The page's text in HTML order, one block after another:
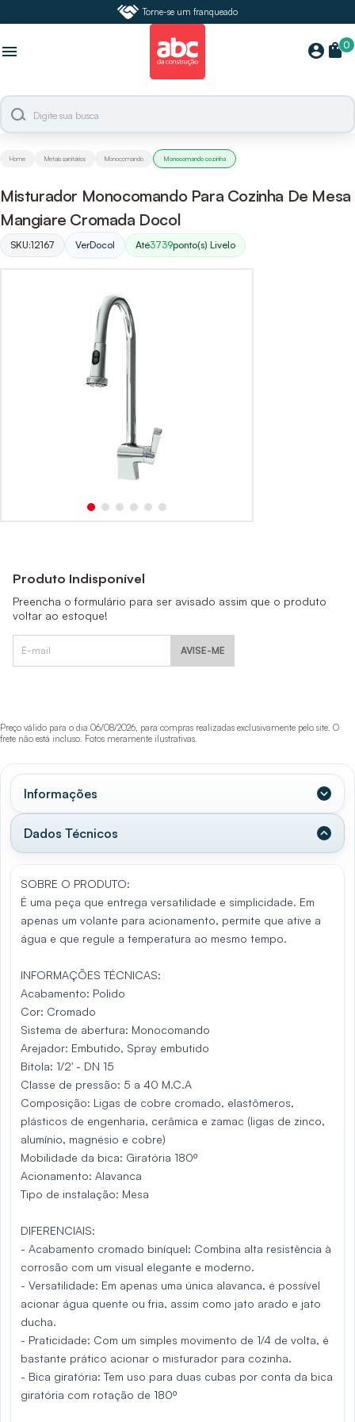
Torne-se um franqueado
menu account_circle 0
shopping_bag
Home Metais sanitários Monocomando Monocomando cozinha
Misturador Monocomando Para Cozinha De Mesa
Mangiare Cromada Docol
SKU:12167 VerDocol Até3739ponto(s) Livelo
Produto Indisponível
Preencha o formulário para ser avisado assim que o produto
voltar ao estoque!
AVISE-ME
Preço válido para o dia 06/08/2026, para compras realizadas exclusivamente pelo site. O
frete não está incluso. Fotos meramente ilustrativas.
Informações
Dados Técnicos
SOBRE O PRODUTO:
É uma peça que entrega versatilidade e simplicidade. Em
apenas um volante para acionamento, permite que ative a
água e que regule a temperatura ao mesmo tempo.
INFORMAÇÕES TÉCNICAS:
Acabamento: Polido
Cor: Cromado
Sistema de abertura: Monocomando
Arejador: Embutido, Spray embutido
Bitola: 1/2' - DN 15
Classe de pressão: 5 a 40 M.C.A
Composição: Ligas de cobre cromado, elastômeros,
plásticos de engenharia, cerâmica e zamac (ligas de zinco,
alumínio, magnésio e cobre)
Mobilidade da bica: Giratória 180º
Acionamento: Alavanca
Tipo de instalação: Mesa
DIFERENCIAIS:
- Acabamento cromado biníquel: Combina alta resistência à
corrosão com um visual elegante e moderno.
- Versatilidade: Em apenas uma única alavanca, é possível
acionar água quente ou fria, assim como jato arado e jato
ducha.
- Praticidade: Com um simples movimento de 1/4 de volta, é
bastante prático acionar o misturador para cozinha.
- Bica giratória: Tem uso para duas cubas por conta da bica
giratória com rotação de 180º